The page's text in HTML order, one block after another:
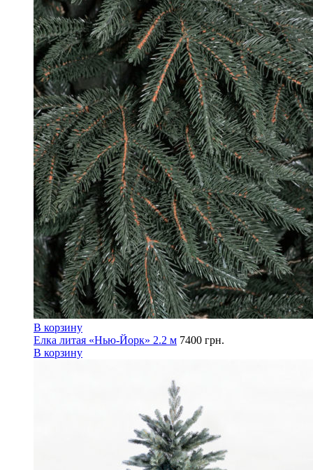
В корзину
Елка литая «Нью-Йорк» 2.2 м 7400 грн.
В корзину